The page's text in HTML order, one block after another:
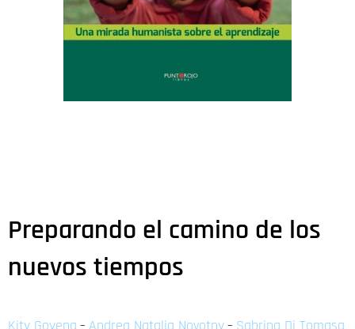
Preparando el camino de los
nuevos tiempos